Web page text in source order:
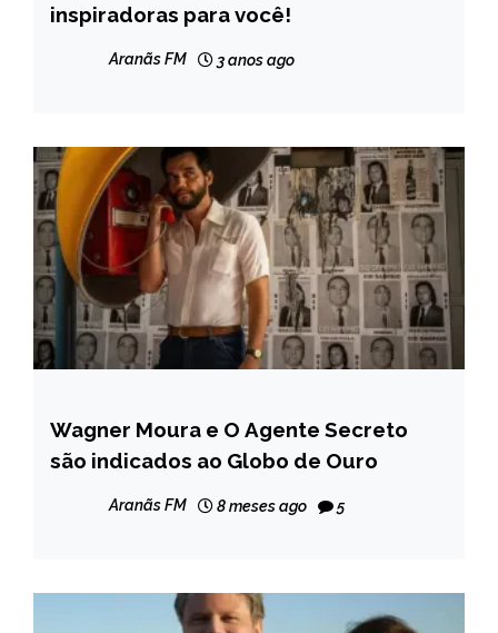
inspiradoras para você!
Aranãs FM 3 anos ago
ENTRETENIMENTO
INTERNACIONAL
NOTÍCIAS
Wagner Moura e O Agente Secreto
são indicados ao Globo de Ouro
Aranãs FM 8 meses ago 5